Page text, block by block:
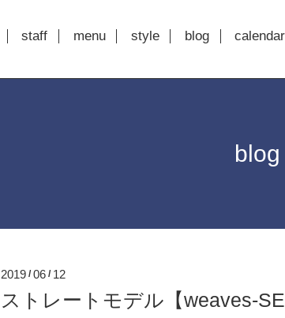
staff menu style blog calendar
blog
2019 /06 / 12
ストレートモデル【weaves-